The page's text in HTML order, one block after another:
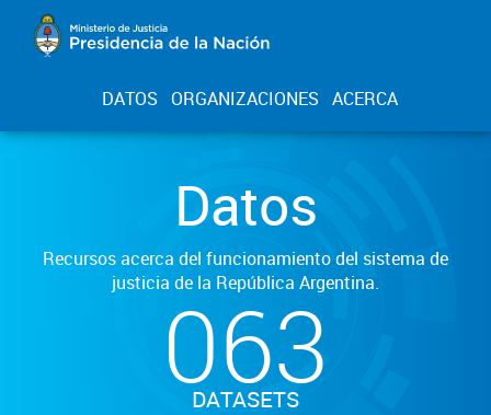
DATOS ORGANIZACIONES ACERCA
Datos
Recursos acerca del funcionamiento del sistema de
justicia de la República Argentina.
063
DATASETS